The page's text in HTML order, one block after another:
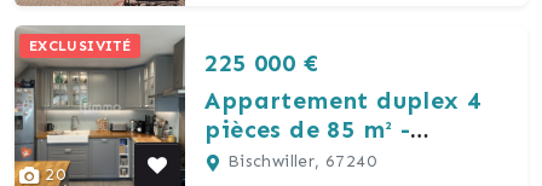
20
EXCLUSIVITÉ
225 000 €
Appartement duplex 4
pièces de 85 m² -
Dernier étage + vue
Bischwiller, 67240